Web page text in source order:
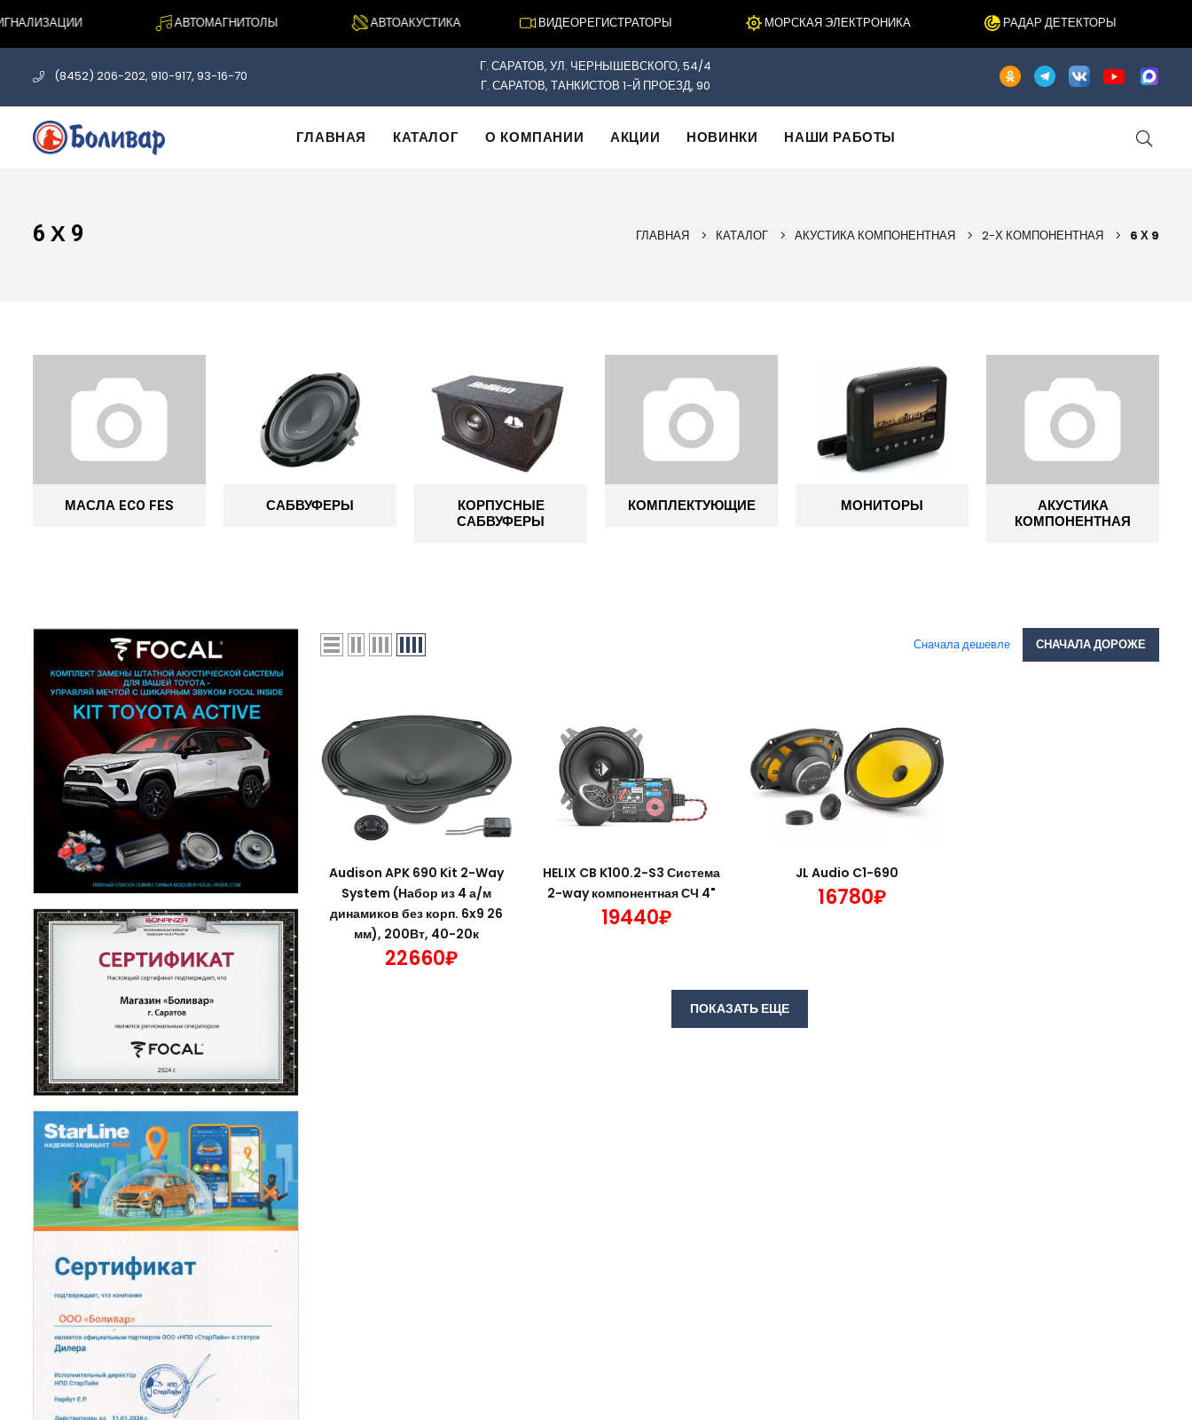
АВТОМАГНИТОЛЫ АВТОАКУСТИКА ВИДЕОРЕГИСТРАТОРЫ МОРСКАЯ ЭЛЕКТРОНИКА РАДАР ДЕТЕКТОРЫ
(8452) 206-202, 910-917, 93-16-70
Г. САРАТОВ, УЛ. ЧЕРНЫШЕВСКОГО, 54/4
Г. САРАТОВ, ТАНКИСТОВ 1-Й ПРОЕЗД, 90
ГЛАВНАЯ КАТАЛОГ О КОМПАНИИ АКЦИИ НОВИНКИ НАШИ РАБОТЫ
6 Х 9 ГЛАВНАЯ КАТАЛОГ АКУСТИКА КОМПОНЕНТНАЯ 2-Х КОМПОНЕНТНАЯ 6 Х 9
МАСЛА ECO FES САБВУФЕРЫ
КОРПУСНЫЕ
САБВУФЕРЫ
КОМПЛЕКТУЮЩИЕ МОНИТОРЫ
АКУСТИКА
КОМПОНЕНТНАЯ
Сначала дешевле СНАЧАЛА ДОРОЖЕ
Audison APK 690 Kit 2-Way
System (Набор из 4 а/м
динамиков без корп. 6x9 26
мм), 200Вт, 40-20к
22660₽
HELIX CB K100.2-S3 Система
2-way компонентная СЧ 4"
19440₽
JL Audio C1-690
16780₽
ПОКАЗАТЬ ЕЩЕ